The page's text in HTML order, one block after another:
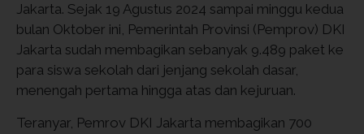
Jakarta. Sejak 19 Agustus 2024 sampai minggu kedua
bulan Oktober ini, Pemerintah Provinsi (Pemprov) DKI
Jakarta sudah membagikan sebanyak 9.489 paket ke
para siswa sekolah dari jenjang sekolah dasar,
menengah pertama hingga atas dan kejuruan.
Teranyar, Pemrov DKI Jakarta membagikan 700